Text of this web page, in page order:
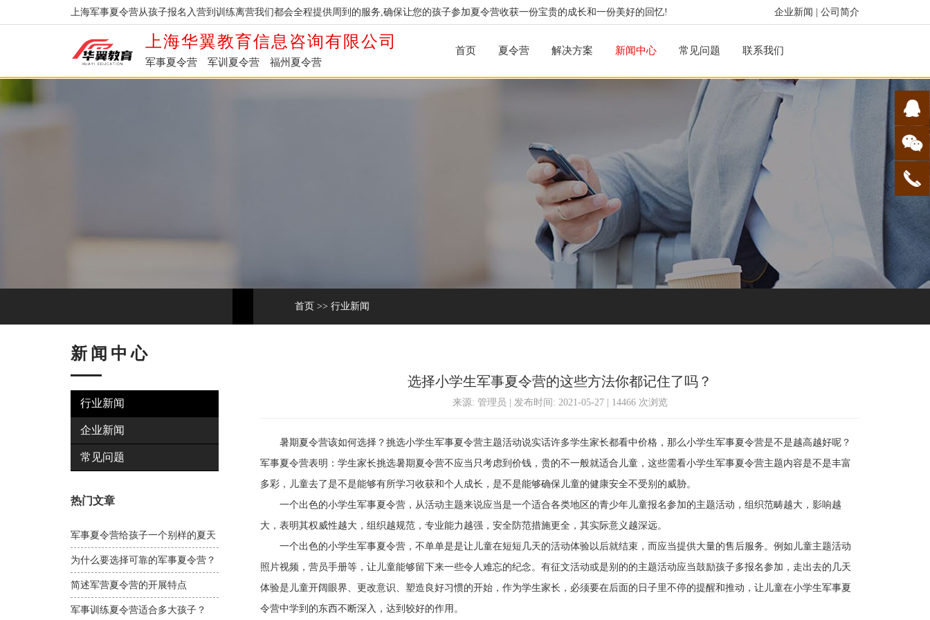
企业新闻 公司简介
上海军事夏令营从孩子报名入营到训练离营我们都会全程提供周到的服务,确保让您的孩子参加夏令营收获一份宝贵的成长和一份美好的回忆!
上海华翼教育信息咨询有限公司
军事夏令营 军训夏令营 福州夏令营
首页 夏令营 解决方案 新闻中心 常见问题 联系我们
首页 >> 行业新闻
新闻中心
行业新闻
企业新闻
常见问题
热门文章
军事夏令营给孩子一个别样的夏天
为什么要选择可靠的军事夏令营？
简述军营夏令营的开展特点
军事训练夏令营适合多大孩子？
选择小学生军事夏令营的这些方法你都记住了吗？
来源: 管理员 | 发布时间: 2021-05-27 | 14466 次浏览
暑期夏令营该如何选择？挑选小学生军事夏令营主题活动说实话许多学生家长都看中价格，那么小学生军事夏令营是不是越高越好呢？
军事夏令营表明：学生家长挑选暑期夏令营不应当只考虑到价钱，贵的不一般就适合儿童，这些需看小学生军事夏令营主题内容是不是丰富
多彩，儿童去了是不是能够有所学习收获和个人成长，是不是能够确保儿童的健康安全不受别的威胁。
一个出色的小学生军事夏令营，从活动主题来说应当是一个适合各类地区的青少年儿童报名参加的主题活动，组织范畴越大，影响越
大，表明其权威性越大，组织越规范，专业能力越强，安全防范措施更全，其实际意义越深远。
一个出色的小学生军事夏令营，不单单是是让儿童在短短几天的活动体验以后就结束，而应当提供大量的售后服务。例如儿童主题活动
照片视频，营员手册等，让儿童能够留下来一些令人难忘的纪念。有征文活动或是别的的主题活动应当鼓励孩子多报名参加，走出去的几天
体验是儿童开阔眼界、更改意识、塑造良好习惯的开始，作为学生家长，必须要在后面的日子里不停的提醒和推动，让儿童在小学生军事夏
令营中学到的东西不断深入，达到较好的作用。